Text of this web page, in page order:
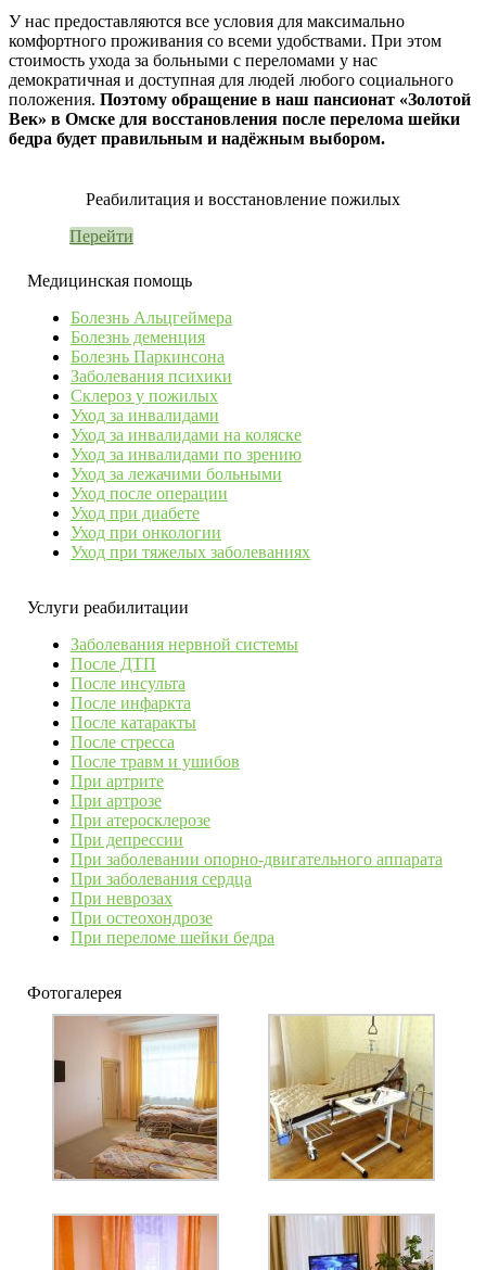
У нас предоставляются все условия для максимально
комфортного проживания со всеми удобствами. При этом
стоимость ухода за больными с переломами у нас
демократичная и доступная для людей любого социального
положения. Поэтому обращение в наш пансионат «Золотой
Век» в Омске для восстановления после перелома шейки
бедра будет правильным и надёжным выбором.
Реабилитация и восстановление пожилых
Перейти
Медицинская помощь
Болезнь Альцгеймера
Болезнь деменция
Болезнь Паркинсона
Заболевания психики
Склероз у пожилых
Уход за инвалидами
Уход за инвалидами на коляске
Уход за инвалидами по зрению
Уход за лежачими больными
Уход после операции
Уход при диабете
Уход при онкологии
Уход при тяжелых заболеваниях
Услуги реабилитации
Заболевания нервной системы
После ДТП
После инсульта
После инфаркта
После катаракты
После стресса
После травм и ушибов
При артрите
При артрозе
При атеросклерозе
При депрессии
При заболевании опорно-двигательного аппарата
При заболевания сердца
При неврозах
При остеохондрозе
При переломе шейки бедра
Фотогалерея